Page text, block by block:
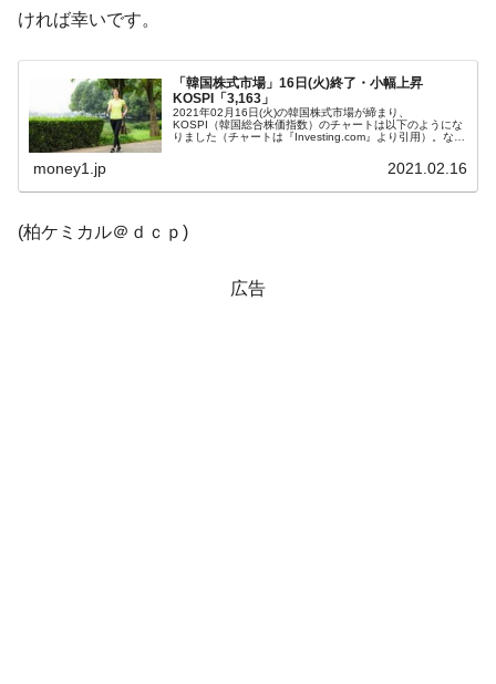
『Money1』
【速報】韓国株式市場の暴落・本日07月29
発動！
『Money1』
IT産業は人を雇用する効果は低い。全産業の
半分未満しか雇用を生まない
『Money1』
韓国「株式市場が賭博場のように変質した
『Money1』
韓国「2026年1Q 資金循環統計」面白い結果
に。
韓国化学企業最大手『ロッテケミカル』純
ければ幸いです。
「韓国株式市場」16日(火)終了・小幅上昇
KOSPI「3,163」
2021年02月16日(火)の韓国株式市場が締まり、
KOSPI（韓国総合株価指数）のチャートは以下のようにな
りました（チャートは『Investing.com』より引用）。なん
money1.jp 2021.02.16
(柏ケミカル＠ｄｃｐ)
広告